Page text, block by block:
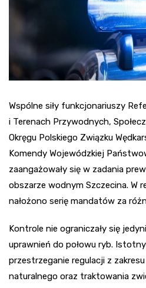
Wspólne siły funkcjonariuszy
i Terenach Przywodnych,
Okręgu Polskiego Związku
Komendy Wojewódzkiej
zaangażowały się w zadania
obszarze wodnym Szczecina. W
nałożono serię mandatów za
Kontrole nie ograniczały się
uprawnień do połowu ryb.
przestrzeganie regulacji z
naturalnego oraz traktowania